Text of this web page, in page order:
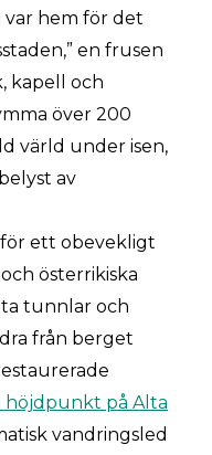
var hem för det
en frusen
kapell och
över 200
värld under isen,
av
ett obevekligt
österrikiska
tunnlar och
från berget
höjdpunkt på Alta
vandringsled